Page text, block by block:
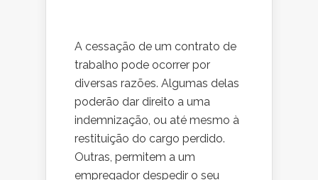
A cessação de um contrato de
trabalho pode ocorrer por
diversas razões. Algumas delas
poderão dar direito a uma
indemnização, ou até mesmo à
restituição do cargo perdido.
Outras, permitem a um
empregador despedir o seu